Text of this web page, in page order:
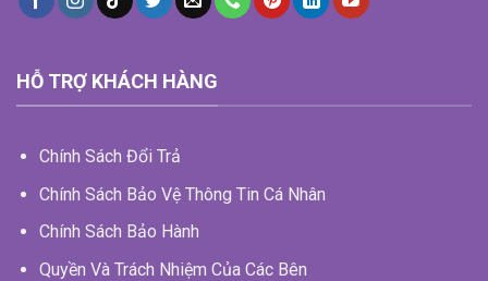
HỖ TRỢ KHÁCH HÀNG
Chính Sách Đổi Trả
Chính Sách Bảo Vệ Thông Tin Cá Nhân
Chính Sách Bảo Hành
Quyền Và Trách Nhiệm Của Các Bên